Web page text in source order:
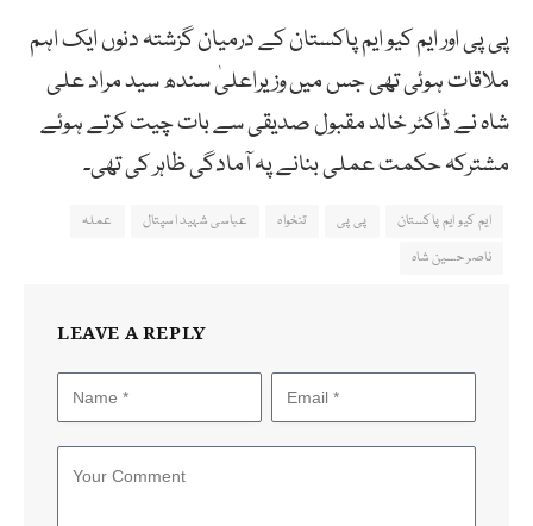
پی پی اور ایم کیو ایم پاکستان کے درمیان گزشتہ دنوں ایک اہم
ملاقات ہوئی تھی جس میں وزیراعلیٰ سندھ سید مراد علی
شاہ نے ڈاکٹر خالد مقبول صدیقی سے بات چیت کرتے ہوئے
مشترکہ حکمت عملی بنانے پہ آمادگی ظاہر کی تھی۔
ایم کیو ایم پاکستان پی پی تنخواہ عباسی شہید اسپتال
عملہ
ناصر حسین شاہ
LEAVE A REPLY